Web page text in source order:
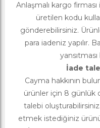
Anlaşmalı kargo
üretilen kodu
gönderebilirsiniz.
para iadeniz yapılır.
İade
Cayma hakkının
ürünler için 8 günlük
talebi
etmek istediğiniz